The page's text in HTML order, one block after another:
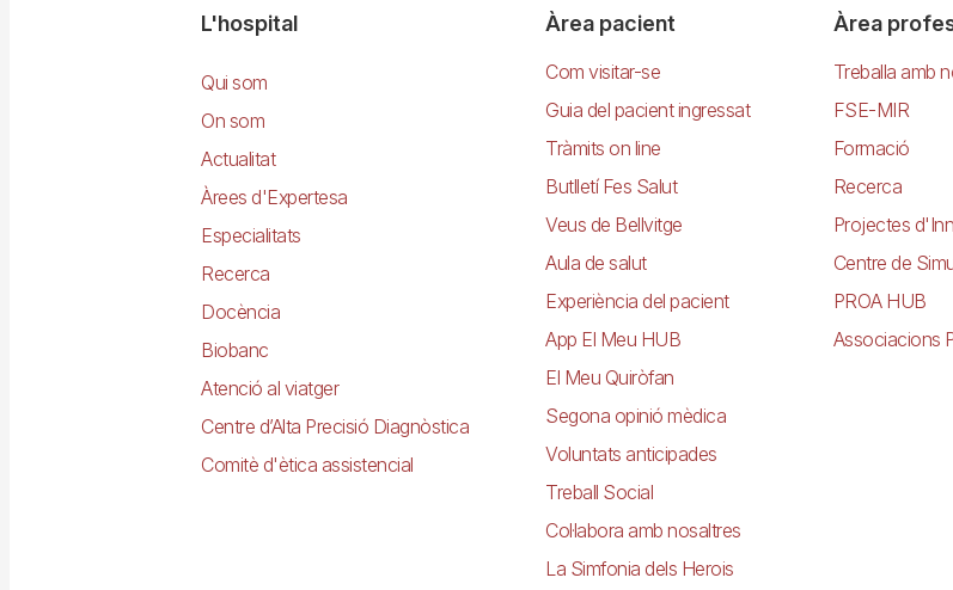
NavegacióL'hospital
Qui som
On som
Actualitat
Àrees d'Expertesa
Especialitats
Recerca
Docència
Biobanc
Atenció al viatger
Centre d’Alta Precisió Diagnòstica
Comitè d'ètica assistencial
Àrea pacient
Com visitar-se
Guia del pacient ingressat
Tràmits on line
Butlletí Fes Salut
Veus de Bellvitge
Aula de salut
Experiència del pacient
App El Meu HUB
El Meu Quiròfan
Segona opinió mèdica
Voluntats anticipades
Treball Social
Col·labora amb nosaltres
La Simfonia dels Herois
Àrea
Treballa amb
FSE-MIR
Formació
Recerca
Projectes
Centre de
PROA HUB
Associacions